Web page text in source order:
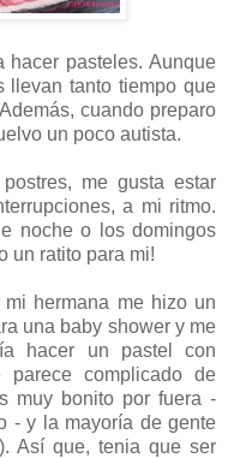
pasteles. Aunque
llevan tanto tiempo que
cuando preparo
un poco autista.
me gusta estar
a mi ritmo.
noche o los domingos
un ratito para mi!
hermana me hizo un
una baby shower y me
hacer un pastel con
complicado de
muy bonito por fuera -
- y la mayoría de gente
Así que, tenia que ser